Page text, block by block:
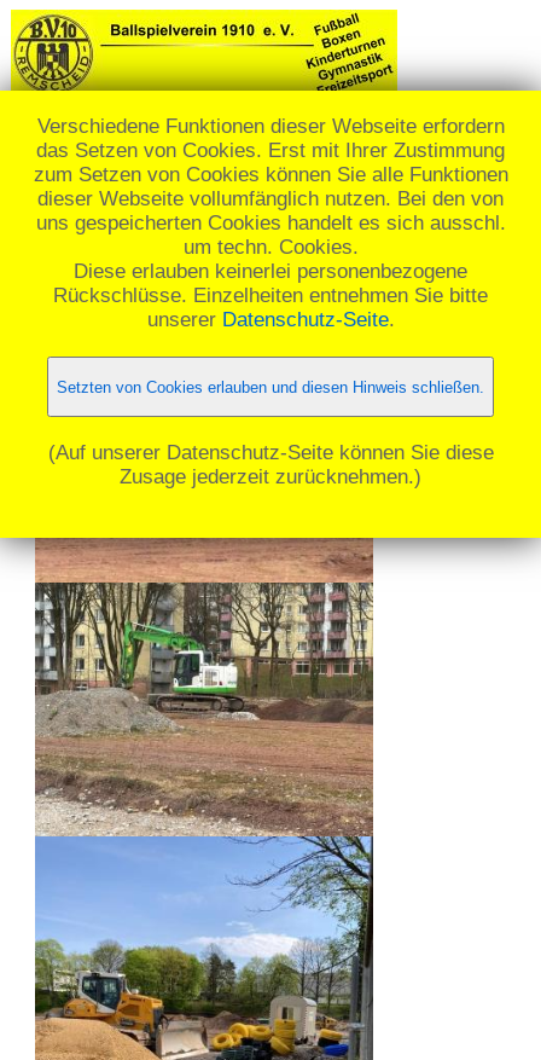
☰ Menü
Verschiedene Funktionen dieser Webseite erfordern
das Setzen von Cookies. Erst mit Ihrer Zustimmung
zum Setzen von Cookies können Sie alle Funktionen
dieser Webseite vollumfänglich nutzen. Bei den von
uns gespeicherten Cookies handelt es sich ausschl.
um techn. Cookies.
Diese erlauben keinerlei personenbezogene
Rückschlüsse. Einzelheiten entnehmen Sie bitte
unserer Datenschutz-Seite.
Setzten von Cookies erlauben und diesen Hinweis schließen.
(Auf unserer Datenschutz-Seite können Sie diese
Zusage jederzeit zurücknehmen.)
Aktion Kunstrasen
ENDLICH GEHT ES LOS !!!!!!!!!!!!